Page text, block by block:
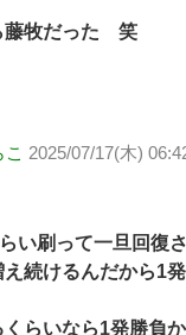
藤牧だった 笑
2025/07/17(木)
い刷って一旦回復
続けるんだから1
らいなら1発勝負